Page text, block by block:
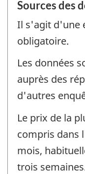
Sources des
Il s'agit d'une
obligatoire.
Les données
auprès des
d'autres
Le prix de la
compris dans
mois,
trois